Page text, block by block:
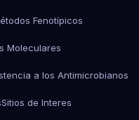
Fenotípicos
Moleculares
a los Antimicrobianos
Sitios de Interes